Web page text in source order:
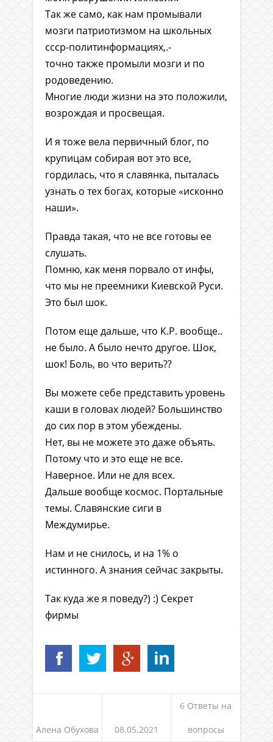
Так же само, как нам промывали
мозги патриотизмом на школьных
ссср-политинформациях,.-
точно также промыли мозги и по
родоведению.
Многие люди жизни на это положили,
возрождая и просвещая.
И я тоже вела первичный блог, по
крупицам собирая вот это все,
гордилась, что я славянка, пыталась
узнать о тех богах, которые «исконно
наши».
Правда такая, что не все готовы ее
слушать.
Помню, как меня порвало от инфы,
что мы не преемники Киевской Руси.
Это был шок.
Потом еще дальше, что К.Р. вообще..
не было. А было нечто другое. Шок,
шок! Боль, во что верить??
Вы можете себе представить уровень
каши в головах людей? Большинство
до сих пор в этом убеждены.
Нет, вы не можете это даже объять.
Потому что и это еще не все.
Наверное. Или не для всех.
Дальше вообще космос. Портальные
темы. Славянские сиги в
Междумирье.
Нам и не снилось, и на 1% о
истинного. А знания сейчас закрыты.
Так куда же я поведу?) :) Секрет
фирмы
Алена Обухова 08.05.2021
6 Ответы на
вопросы